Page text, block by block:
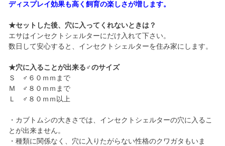
ディスプレイ効果も高く飼育の楽しさが増します。
★セットした後、穴に入ってくれないときは？
エサはインセクトシェルターにだけ入れて下さい。
数日して安心すると、インセクトシェルターを住み家にします。
★穴に入ることが出来る♂のサイズ
Ｓ ♂６０ｍｍまで
Ｍ ♂８０ｍｍまで
Ｌ ♂８０ｍｍ以上
・カブトムシの大きさでは、インセクトシェルターの穴に入るこ
とが出来ません。
・種類に関係なく、穴に入りたがらない性格のクワガタもいま